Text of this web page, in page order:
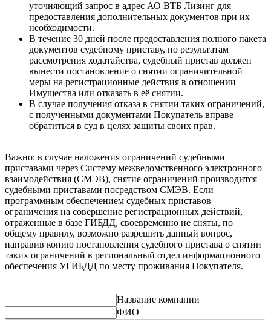
уточняющий запрос в адрес АО ВТБ Лизинг для
предоставления дополнительных документов при их
необходимости.
В течение 30 дней после предоставления полного пакета
документов судебному приставу, по результатам
рассмотрения ходатайства, судебный пристав должен
вынести постановление о снятии ограничительной
меры на регистрационные действия в отношении
Имущества или отказать в её снятии.
В случае получения отказа в снятии таких ограничений,
с полученными документами Покупатель вправе
обратиться в суд в целях защиты своих прав.
Важно: в случае наложения ограничений судебными
приставами через Систему межведомственного электронного
взаимодействия (СМЭВ), снятие ограничений производится
судебными приставами посредством СМЭВ. Если
программным обеспечением судебных приставов
ограничения на совершение регистрационных действий,
отраженные в базе ГИБДД, своевременно не сняты, по
общему правилу, возможно разрешить данный вопрос,
направив копию постановления судебного пристава о снятии
таких ограничений в региональный отдел информационного
обеспечения УГИБДД по месту проживания Покупателя.
Название компании
ФИО